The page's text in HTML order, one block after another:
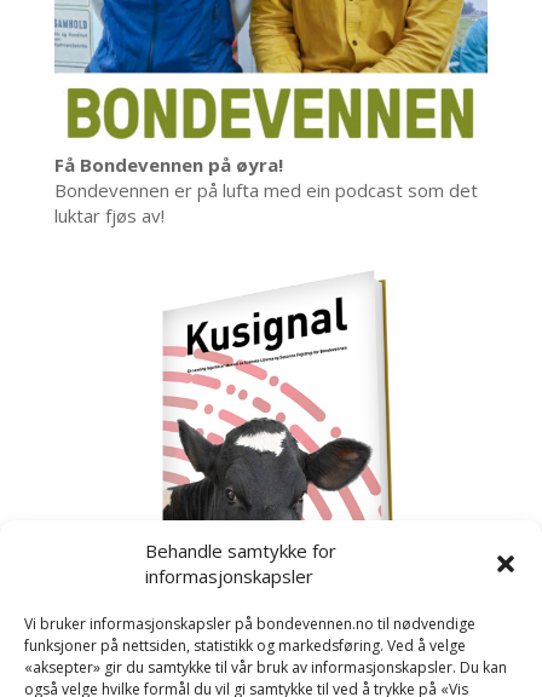
Behandle samtykke for
informasjonskapsler
Vi bruker informasjonskapsler på bondevennen.no til nødvendige
funksjoner på nettsiden, statistikk og markedsføring. Ved å velge
«aksepter» gir du samtykke til vår bruk av informasjonskapsler. Du kan
også velge hvilke formål du vil gi samtykke til ved å trykke på «Vis
Få Bondevennen på øyra!
Bondevennen er på lufta med ein podcast som det
luktar fjøs av!